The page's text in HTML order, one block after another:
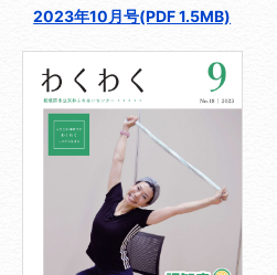
2023年10月号(PDF 1.5MB)